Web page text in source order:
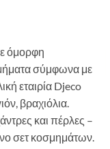
όμορφη
σύμφωνα με
εταιρία Djeco
βραχιόλια.
και πέρλες –
σετ κοσμημάτων.